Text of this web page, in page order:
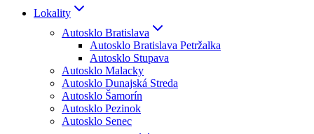
Lokality
Autosklo Bratislava
Autosklo Bratislava Petržalka
Autosklo Stupava
Autosklo Malacky
Autosklo Dunajská Streda
Autosklo Šamorín
Autosklo Pezinok
Autosklo Senec